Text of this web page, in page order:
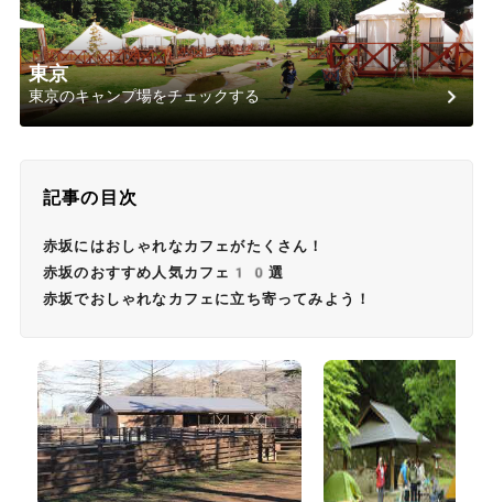
東京
東京のキャンプ場をチェックする
記事の目次
赤坂にはおしゃれなカフェがたくさん！
赤坂のおすすめ人気カフェ10選
赤坂でおしゃれなカフェに立ち寄ってみよう！